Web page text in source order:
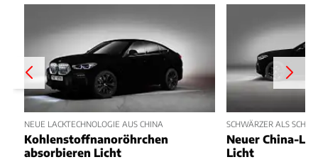
NEUE LACKTECHNOLOGIE AUS CHINA
Kohlenstoffnanoröhrchen
absorbieren Licht
SCHWÄRZER ALS
Neuer China-
Licht